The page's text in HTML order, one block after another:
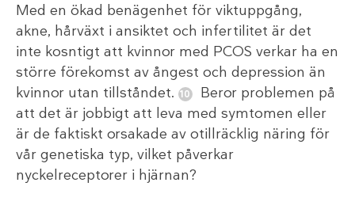
Med en ökad benägenhet för viktuppgång,
akne, hårväxt i ansiktet och infertilitet är det
inte kosntigt att kvinnor med PCOS verkar ha en
större förekomst av ångest och depression än
kvinnor utan tillståndet.
Beror problemen på
att det är jobbigt att leva med symtomen eller
är de faktiskt orsakade av otillräcklig näring för
vår genetiska typ, vilket påverkar
nyckelreceptorer i hjärnan?